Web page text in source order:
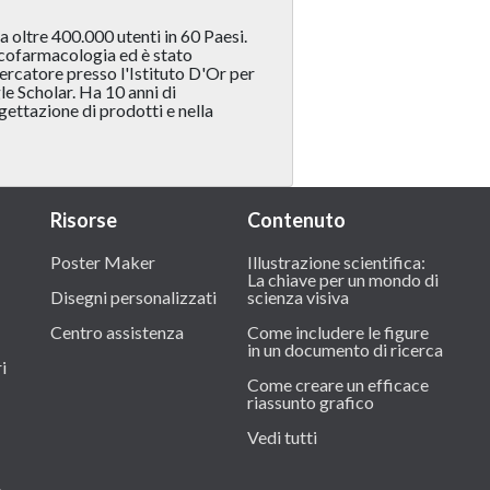
oltre 400.000 utenti in 60 Paesi.
ed è stato
presso l'Istituto D'Or per
Scholar. Ha 10 anni di
di prodotti e nella
Risorse
Poster Maker
Disegni personalizzati
Centro assistenza
Contenuto
Illustrazione scientifica:
La chiave per un mondo di
scienza visiva
Come includere le figure
in un documento di ricerca
Come creare un efficace
riassunto grafico
Vedi tutti